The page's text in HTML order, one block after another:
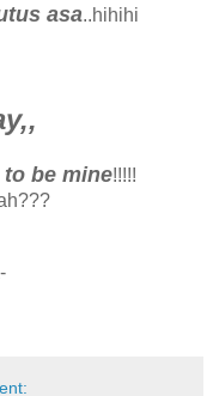
asa..hihihi
be mine!!!!!